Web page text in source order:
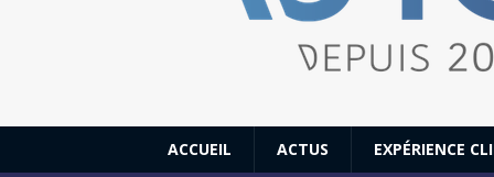
ACCUEIL ACTUS EXPÉRIENCE